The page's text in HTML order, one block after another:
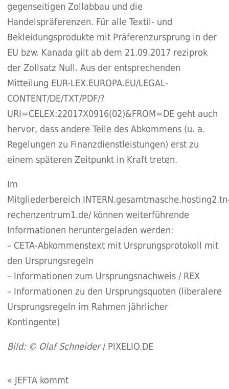
gegenseitigen Zollabbau und die
Handelspräferenzen. Für alle Textil- und
Bekleidungsprodukte mit Präferenzursprung in der
EU bzw. Kanada gilt ab dem 21.09.2017 reziprok
der Zollsatz Null. Aus der entsprechenden
Mitteilung EUR-LEX.EUROPA.EU/LEGAL-
CONTENT/DE/TXT/PDF/?
URI=CELEX:22017X0916(02)&FROM=DE geht auch
hervor, dass andere Teile des Abkommens (u. a.
Regelungen zu Finanzdienstleistungen) erst zu
einem späteren Zeitpunkt in Kraft treten.
Im
Mitgliederbereich
rechenzentrum1.de/können weiterführende
Informationen heruntergeladen werden:
– CETA-Abkommenstext mit Ursprungsprotokoll mit
den Ursprungsregeln
– Informationen zum Ursprungsnachweis / REX
– Informationen zu den Ursprungsquoten (liberalere
Ursprungsregeln im Rahmen jährlicher
Kontingente)
Bild: © Olaf Schneider/ PIXELIO.DE
« JEFTA kommt